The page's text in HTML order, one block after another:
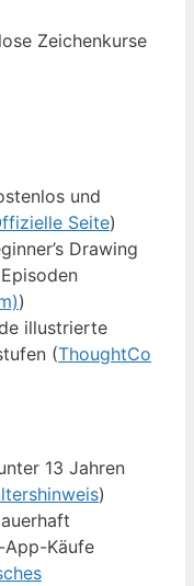
Zeichenkurse
und
Seite)
Drawing
)
illustrierte
(ThoughtCo
13 Jahren
)
Käufe